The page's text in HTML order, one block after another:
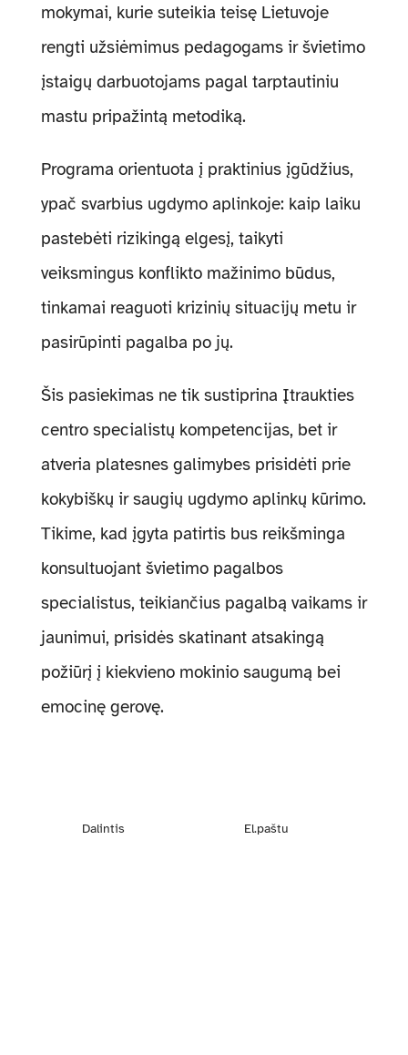
mokymai, kurie suteikia teisę Lietuvoje
rengti užsiėmimus pedagogams ir švietimo
įstaigų darbuotojams pagal tarptautiniu
mastu pripažintą metodiką.
Programa orientuota į praktinius įgūdžius,
ypač svarbius ugdymo aplinkoje: kaip laiku
pastebėti rizikingą elgesį, taikyti
veiksmingus konflikto mažinimo būdus,
tinkamai reaguoti krizinių situacijų metu ir
pasirūpinti pagalba po jų.
Šis pasiekimas ne tik sustiprina Įtraukties
centro specialistų kompetencijas, bet ir
atveria platesnes galimybes prisidėti prie
kokybiškų ir saugių ugdymo aplinkų kūrimo.
Tikime, kad įgyta patirtis bus reikšminga
konsultuojant švietimo pagalbos
specialistus, teikiančius pagalbą vaikams ir
jaunimui, prisidės skatinant atsakingą
požiūrį į kiekvieno mokinio saugumą bei
emocinę gerovę.
Dalintis El.paštu